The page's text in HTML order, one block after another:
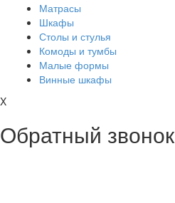
Матрасы
Шкафы
Столы и стулья
Комоды и тумбы
Малые формы
Винные шкафы
X
Обратный звонок